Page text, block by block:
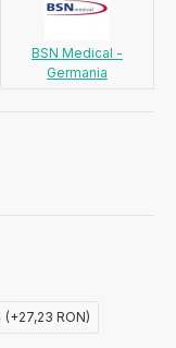
BSN Medical -
Germania
(+27,23 RON)